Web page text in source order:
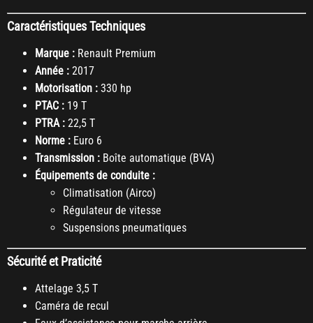
Caractéristiques Techniques
Marque : Renault Premium
Année : 2017
Motorisation : 330 hp
PTAC : 19 T
PTRA : 22,5 T
Norme : Euro 6
Transmission : Boîte automatique (BVA)
Équipements de conduite :
Climatisation (Airco)
Régulateur de vitesse
Suspensions pneumatiques
Sécurité et Praticité
Attelage 3,5 T
Caméra de recul